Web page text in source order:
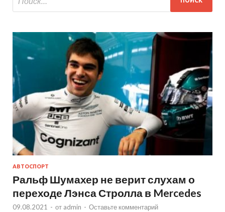
АВТОСПОРТ
Ральф Шумахер не верит слухам о
переходе Лэнса Стролла в Mercedes
09.08.2021 - от admin - Оставьте комментарий